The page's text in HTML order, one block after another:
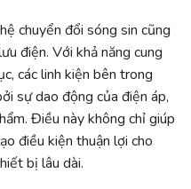
chuyển đổi sóng sin cũng
điện. Với khả năng cung
các linh kiện bên trong
sự dao động của điện áp,
Điều này không chỉ giúp
điều kiện thuận lợi cho
bị lâu dài.